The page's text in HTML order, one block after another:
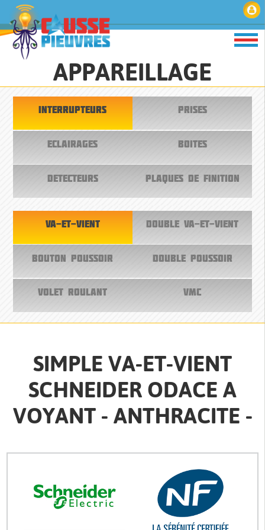
APPAREILLAGE
INTERRUPTEURS PRISES
ECLAIRAGES BOITES
DETECTEURS PLAQUES DE FINITION
VA-ET-VIENT DOUBLE VA-ET-VIENT
BOUTON POUSSOIR DOUBLE POUSSOIR
VOLET ROULANT VMC
SIMPLE VA-ET-VIENT
SCHNEIDER ODACE A
VOYANT - ANTHRACITE -